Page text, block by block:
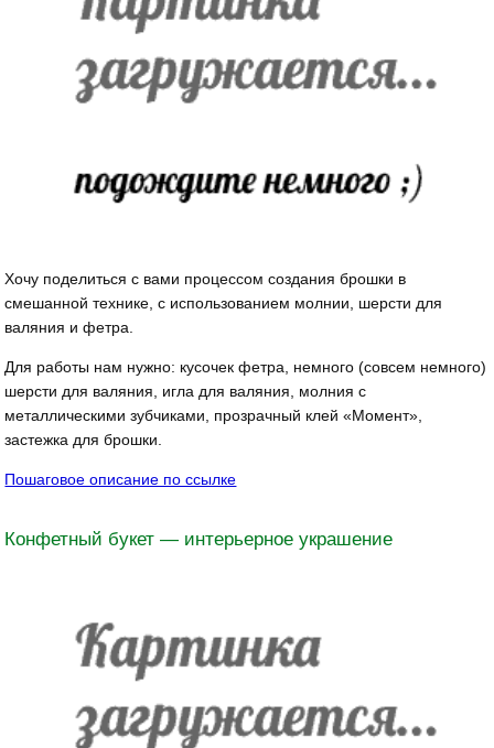
Хочу поделиться с вами процессом создания брошки в
смешанной технике, с использованием молнии, шерсти для
валяния и фетра.
Для работы нам нужно: кусочек фетра, немного (совсем немного)
шерсти для валяния, игла для валяния, молния с
металлическими зубчиками, прозрачный клей «Момент»,
застежка для брошки.
Пошаговое описание по ссылке
Конфетный букет — интерьерное украшение